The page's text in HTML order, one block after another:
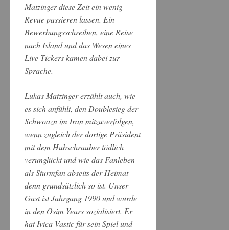
Matzinger diese Zeit ein wenig
Revue passieren lassen. Ein
Bewerbungsschreiben, eine Reise
nach Island und das Wesen eines
Live-Tickers kamen dabei zur
Sprache.
Lukas Matzinger erzählt auch, wie
es sich anfühlt, den Doublesieg der
Schwoazn im Iran mitzuverfolgen,
wenn zugleich der dortige Präsident
mit dem Hubschrauber tödlich
verunglückt und wie das Fanleben
als Sturmfan abseits der Heimat
denn grundsätzlich so ist. Unser
Gast ist Jahrgang 1990 und wurde
in den Osim Years sozialisiert. Er
hat Ivica Vastic für sein Spiel und